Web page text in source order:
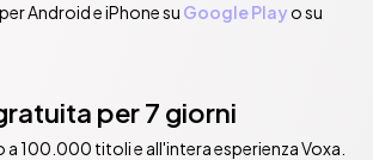
Android e iPhone su Google Playo su
per 7 giorni
a 100.000 titoli e all'intera esperienza Voxa.